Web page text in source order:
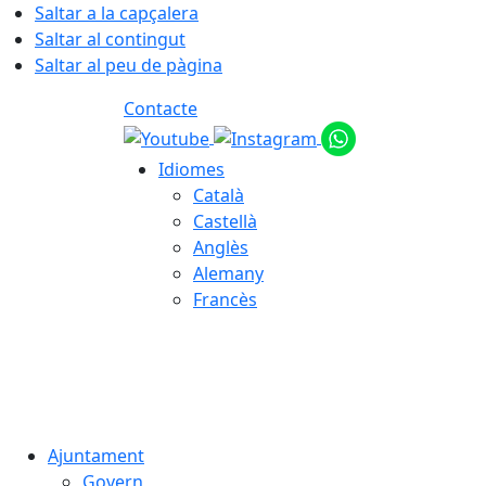
Saltar a la capçalera
Saltar al contingut
Saltar al peu de pàgina
Contacte
Idiomes
Català
Castellà
Anglès
Alemany
Francès
Ajuntament